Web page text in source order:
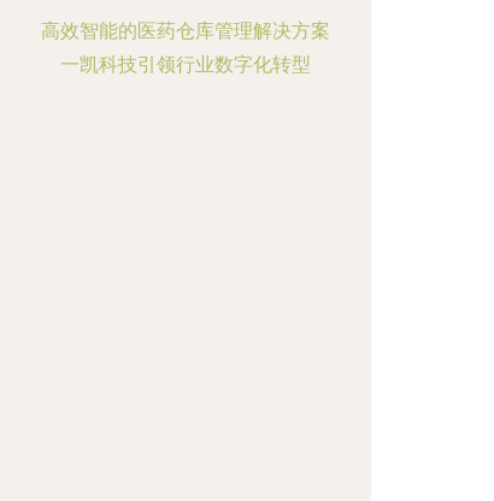
高效智能的医药仓库管理解决方案
一凯科技引领行业数字化转型